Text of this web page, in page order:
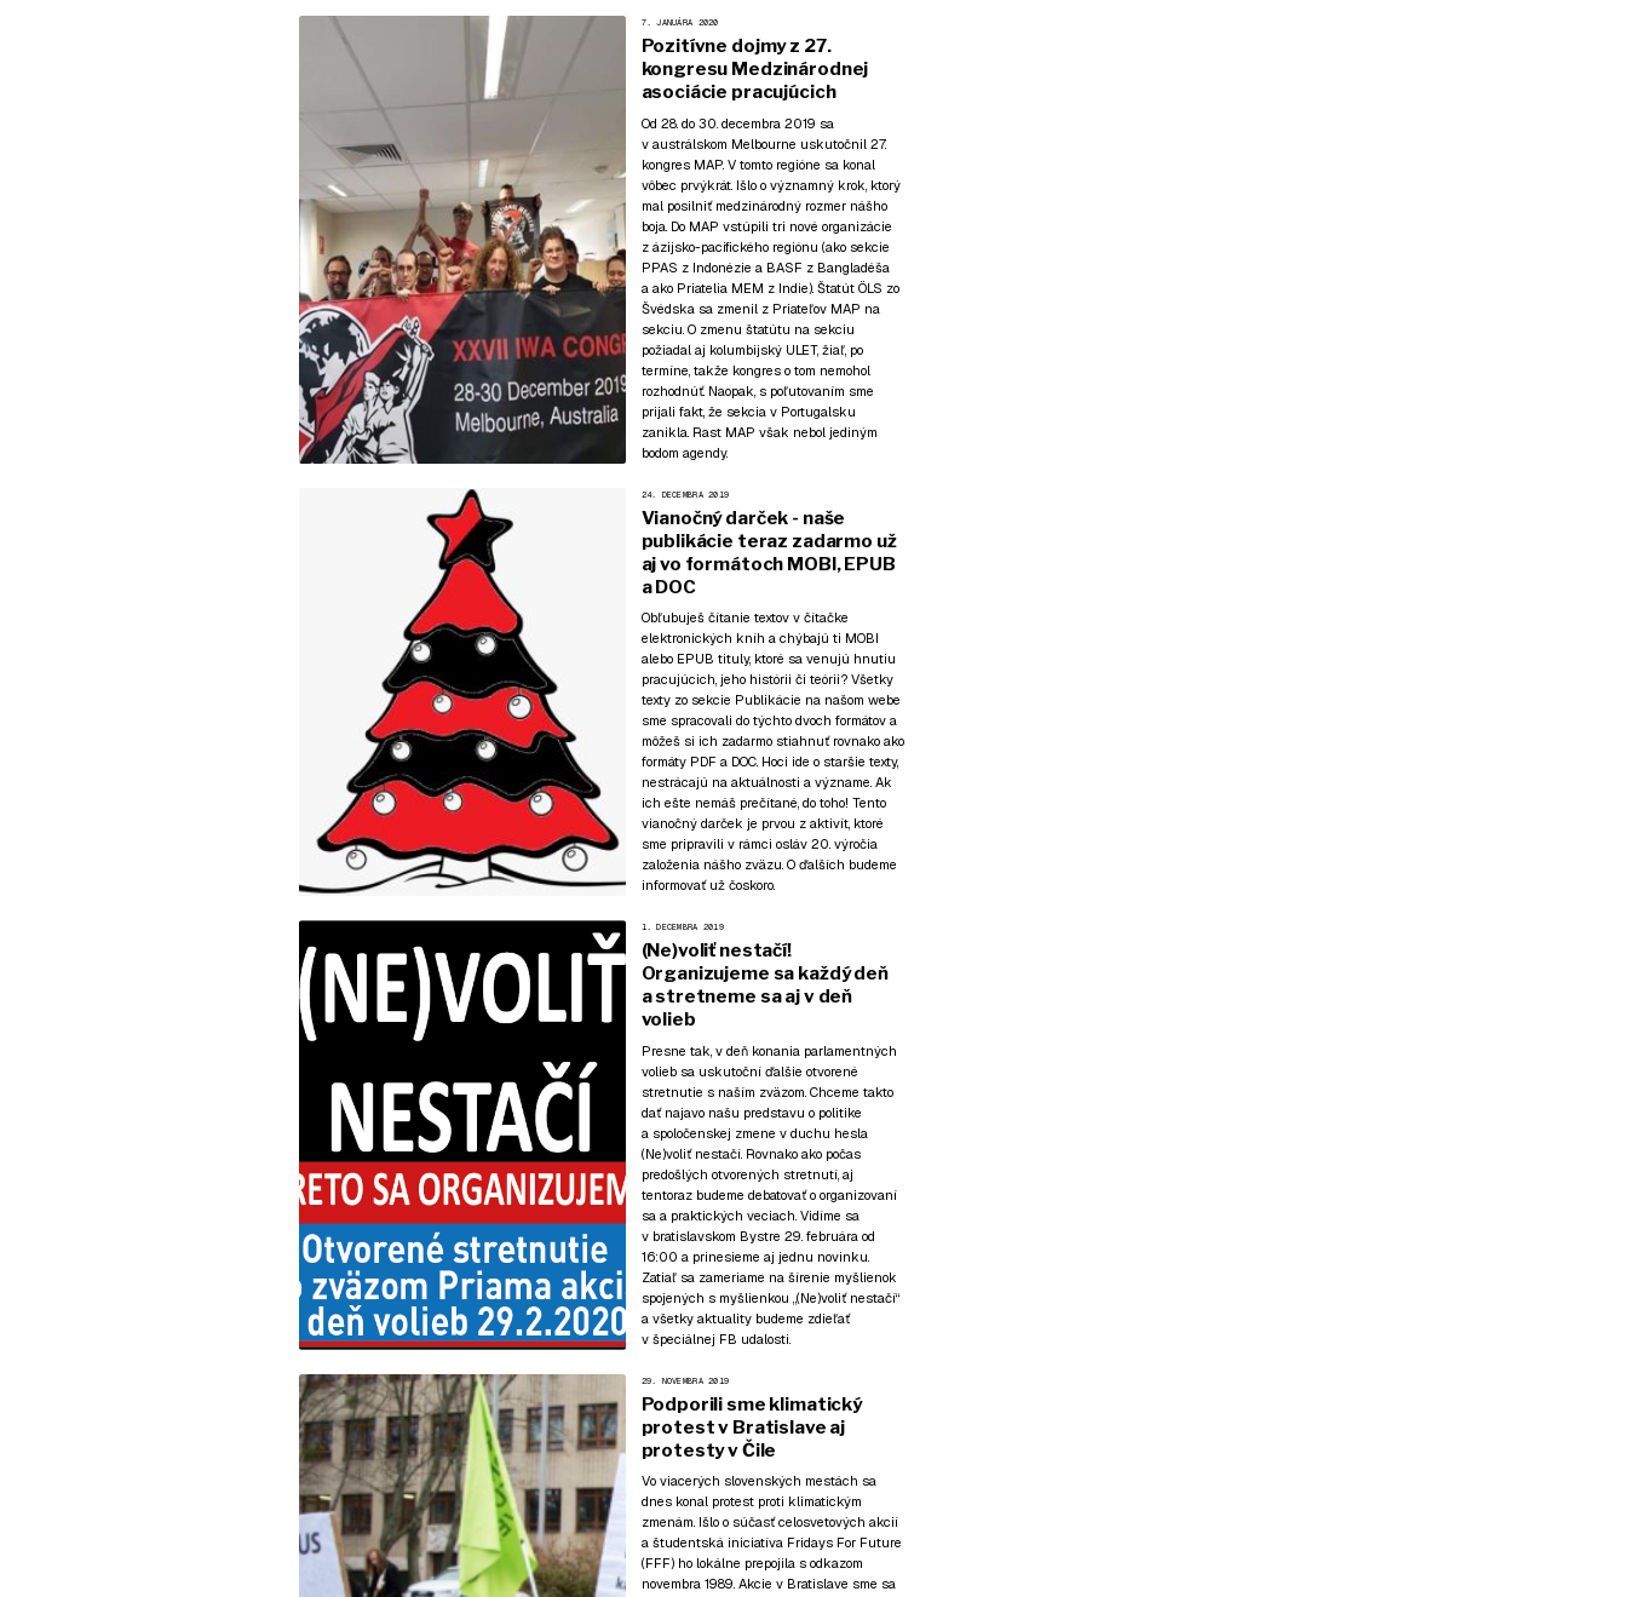
7. JANUÁRA 2020
Pozitívne dojmy z 27.
kongresu Medzinárodnej
asociácie pracujúcich
Od 28. do 30. decembra 2019 sa
v austrálskom Melbourne uskutočnil 27.
kongres MAP. V tomto regióne sa konal
vôbec prvýkrát. Išlo o významný krok, ktorý
mal posilniť medzinárodný rozmer nášho
boja. Do MAP vstúpili tri nové organizácie
z ázijsko-pacifického regiónu (ako sekcie
PPAS z Indonézie a BASF z Bangladéša
a ako Priatelia MEM z Indie). Štatút ÖLS zo
Švédska sa zmenil z Priateľov MAP na
sekciu. O zmenu štatútu na sekciu
požiadal aj kolumbijský ULET, žiaľ, po
termíne, takže kongres o tom nemohol
rozhodnúť. Naopak, s poľutovaním sme
prijali fakt, že sekcia v Portugalsku
zanikla. Rast MAP však nebol jediným
bodom agendy.
24. DECEMBRA 2019
Vianočný darček - naše
publikácie teraz zadarmo už
aj vo formátoch MOBI, EPUB
a DOC
Obľubuješ čítanie textov v čítačke
elektronických kníh a chýbajú ti MOBI
alebo EPUB tituly, ktoré sa venujú hnutiu
pracujúcich, jeho histórii či teórii? Všetky
texty zo sekcie Publikácie na našom webe
sme spracovali do týchto dvoch formátov a
môžeš si ich zadarmo stiahnuť rovnako ako
formáty PDF a DOC. Hoci ide o staršie texty,
nestrácajú na aktuálnosti a význame. Ak
ich ešte nemáš prečítané, do toho! Tento
vianočný darček je prvou z aktivít, ktoré
sme pripravili v rámci osláv 20. výročia
založenia nášho zväzu. O ďalších budeme
informovať už čoskoro.
1. DECEMBRA 2019
(Ne)voliť nestačí!
Organizujeme sa každý deň
a stretneme sa aj v deň
volieb
Presne tak, v deň konania parlamentných
volieb sa uskutoční ďalšie otvorené
stretnutie s naším zväzom. Chceme takto
dať najavo našu predstavu o politike
a spoločenskej zmene v duchu hesla
(Ne)voliť nestačí. Rovnako ako počas
predošlých otvorených stretnutí, aj
tentoraz budeme debatovať o organizovaní
sa a praktických veciach. Vidíme sa
v bratislavskom Bystre 29. februára od
16:00 a prinesieme aj jednu novinku.
Zatiaľ sa zameriame na šírenie myšlienok
spojených s myšlienkou „(Ne)voliť nestačí“
a všetky aktuality budeme zdieľať
v špeciálnej FB udalosti.
29. NOVEMBRA 2019
Podporili sme klimatický
protest v Bratislave aj
protesty v Čile
Vo viacerých slovenských mestách sa
dnes konal protest proti klimatickým
zmenám. Išlo o súčasť celosvetových akcií
a študentská iniciatíva Fridays For Future
(FFF) ho lokálne prepojila s odkazom
novembra 1989. Akcie v Bratislave sme sa